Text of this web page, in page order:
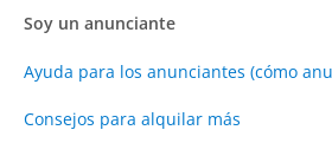
Soy un anunciante
Ayuda para los anunciantes (cómo
Consejos para alquilar más